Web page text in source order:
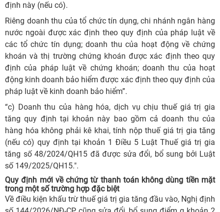
định này (nếu có).
Riêng doanh thu của tổ chức tín dụng, chi nhánh ngân hàng
nước ngoài được xác định theo quy định của pháp luật về
các tổ chức tín dụng; doanh thu của hoạt động về chứng
khoán và thị trường chứng khoán được xác định theo quy
định của pháp luật về chứng khoán; doanh thu của hoạt
động kinh doanh bảo hiểm được xác định theo quy định của
pháp luật về kinh doanh bảo hiểm”.
“c) Doanh thu của hàng hóa, dịch vụ chịu thuế giá trị gia
tăng quy định tại khoản này bao gồm cả doanh thu của
hàng hóa không phải kê khai, tính nộp thuế giá trị gia tăng
(nếu có) quy định tại khoản 1 Điều 5 Luật Thuế giá trị gia
tăng số 48/2024/QH15 đã được sửa đổi, bổ sung bởi Luật
số 149/2025/QH15.".
Quy định mới về chứng từ thanh toán không dùng tiền mặt
trong một số trường hợp đặc biệt
Về điều kiện khấu trừ thuế giá trị gia tăng đầu vào, Nghị định